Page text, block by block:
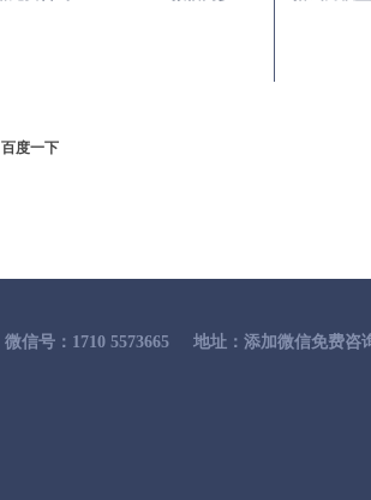
百度一下
微信号：1710 5573665 地址：添加微信免费咨